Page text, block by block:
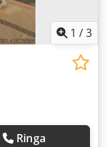
1 /3
Ringa